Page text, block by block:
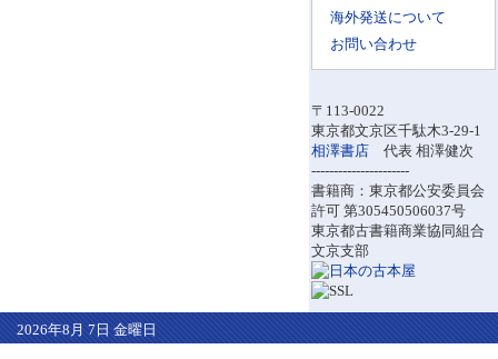
海外発送について
お問い合わせ
〒113-0022
東京都文京区千駄木3-29-1
相澤書店 代表 相澤健次
----------------------
書籍商：東京都公安委員会
許可 第305450506037号
東京都古書籍商業協同組合
文京支部
2026年8月 7日 金曜日